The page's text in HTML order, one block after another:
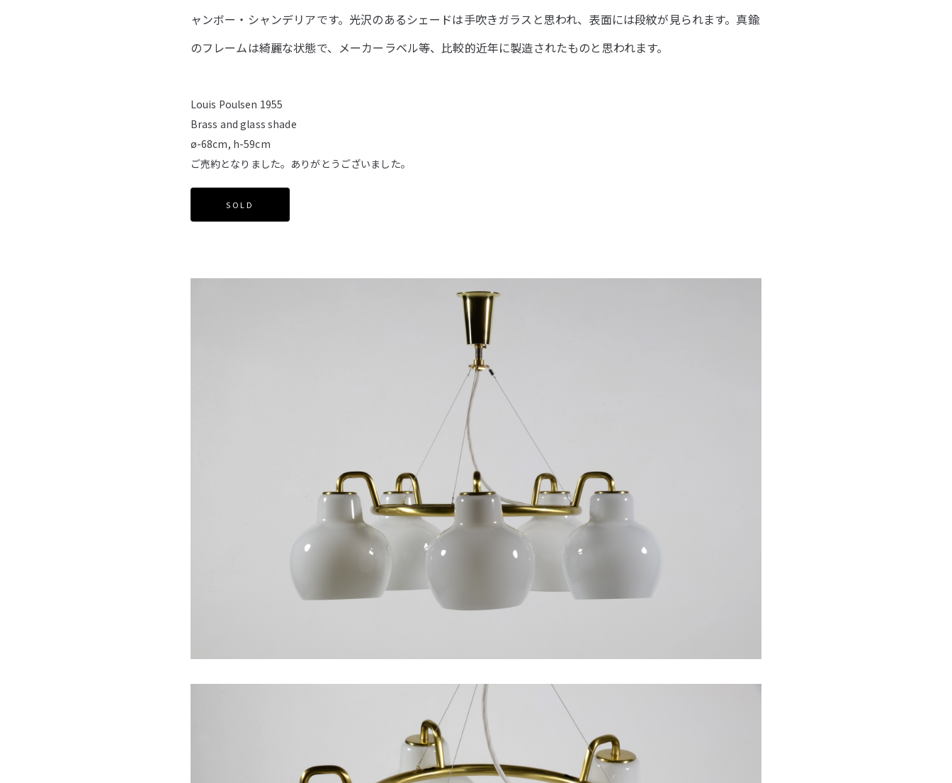
ャンボー・シャンデリアです。光沢のあるシェードは手吹きガラスと思われ、表面には段紋が見られます。真鍮
のフレームは綺麗な状態で、メーカーラベル等、比較的近年に製造されたものと思われます。
Louis Poulsen 1955
Brass and glass shade
ø-68cm, h-59cm
ご売約となりました。ありがとうございました。
SOLD